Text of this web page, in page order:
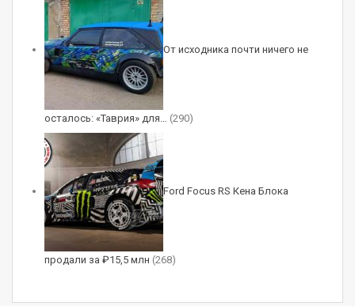
От исходника почти ничего не
осталось: «Таврия» для… (290)
Ford Focus RS Кена Блока
продали за ₽15,5 млн (268)